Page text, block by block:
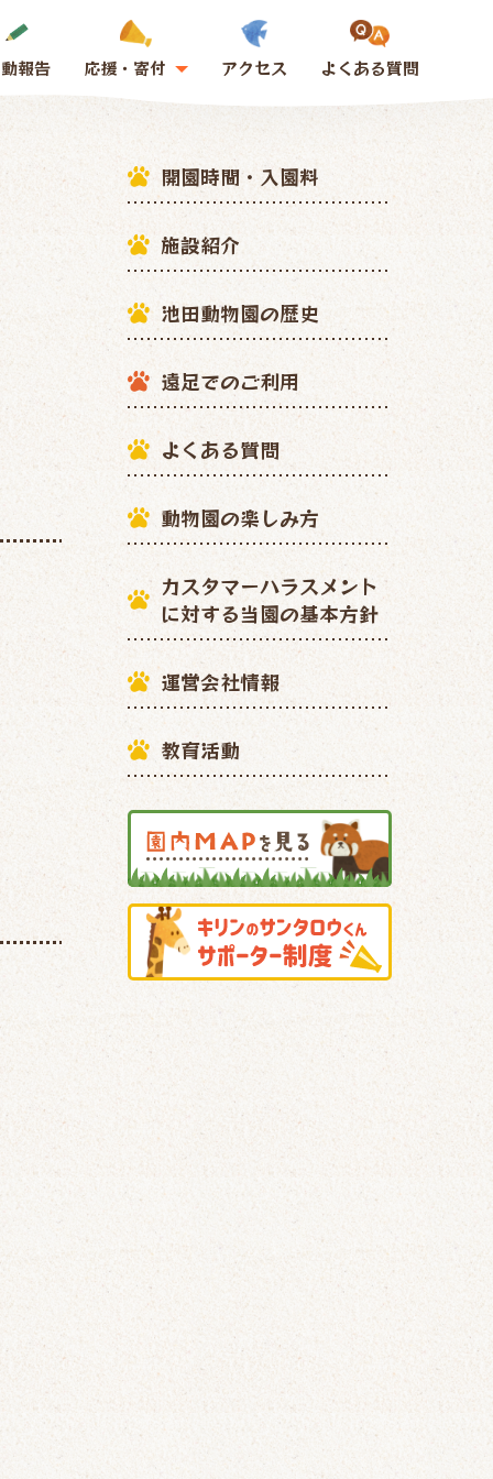
報告 応援・寄付 アクセス よくある質問
開園時間・入園料
施設紹介
池田動物園の歴史
遠足でのご利用
よくある質問
動物園の楽しみ方
カスタマーハラスメント
に対する当園の基本方針
運営会社情報
教育活動